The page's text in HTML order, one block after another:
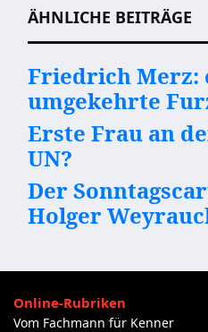
ÄHNLICHE BEITRÄGE
Friedrich Merz:
umgekehrte
Erste Frau an
UN?
Der
Holger
Online-Rubriken
Vom Fachmann für Kenner